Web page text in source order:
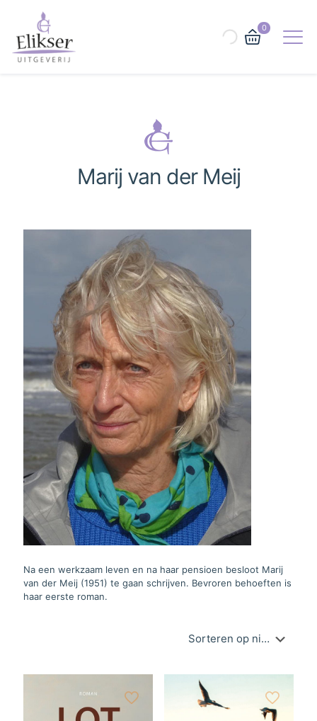
0
Marij van der Meij
Na een werkzaam leven en na haar pensioen besloot Marij
van der Meij (1951) te gaan schrijven. Bevroren behoeften is
haar eerste roman.